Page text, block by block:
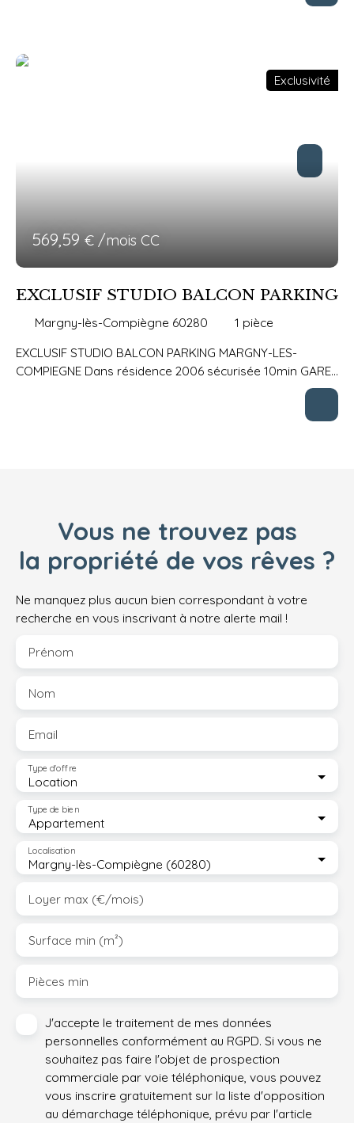
locataire possible LOYER 600. 21 euros CHARGES 90
euros (chauffage eau ch. inclus) Taxe Enlèvt Ord Ménag
Exclusivité
569,59 € /mois CC
EXCLUSIF STUDIO BALCON PARKING
Margny-lès-Compiègne 60280 1 pièce
EXCLUSIF STUDIO BALCON PARKING MARGNY-LES-
COMPIEGNE Dans résidence 2006 sécurisée 10min GARE
à pied STUDIO 3ème et dernier étage (Asc) Exposé SUD
donnant sur BALCON Sud-Ouest Cuisine équipée récente
enlèvt Ord Mén 11. -euros HONORAIRES AGENCE TTC 382.
75 euros (dont 96. 51euros EDL)
Vous ne trouvez pas
la propriété de vos rêves ?
Ne manquez plus aucun bien correspondant à votre
recherche en vous inscrivant à notre alerte mail !
Prénom
Nom
Email
Location
Type d'offre
Appartement
Type de bien
Margny-lès-Compiègne (60280)
Localisation
Loyer max (€/mois)
Surface min (m²)
Pièces min
J'accepte le traitement de mes données
personnelles conformément au RGPD. Si vous ne
souhaitez pas faire l'objet de prospection
commerciale par voie téléphonique, vous pouvez
vous inscrire gratuitement sur la liste d'opposition
au démarchage téléphonique, prévu par l'article